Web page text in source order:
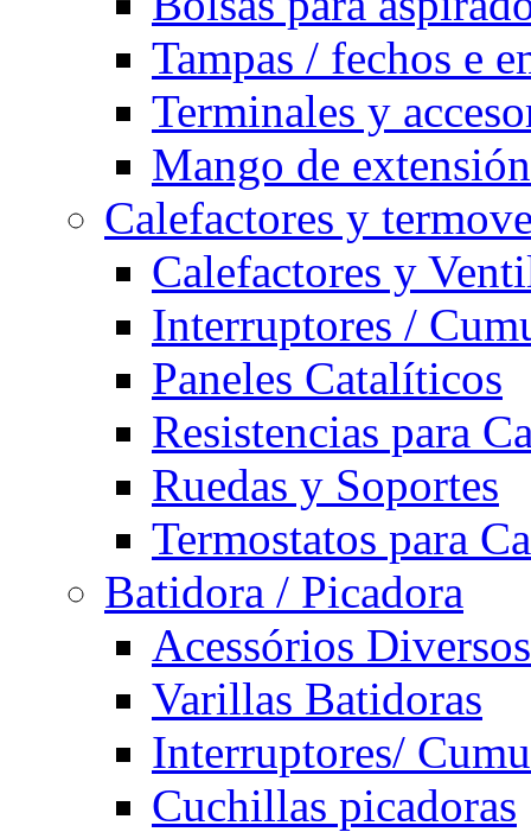
Tampas / fechos e
Terminales y
Mango de
Calefactores y
Calefactores y
Interruptores /
Paneles Catalíticos
Resistencias para
Ruedas y Soportes
Termostatos para
Batidora / Picadora
Acessórios Diversos
Varillas Batidoras
Interruptores/
Cuchillas picadoras